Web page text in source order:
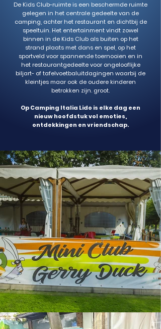
De Kids Club-ruimte is een beschermde ruimte
gelegen in het centrale gedeelte van de
camping, achter het restaurant en dichtbij de
speeltuin. Het entertainment vindt zowel
binnen in de Kids Club als buiten op het
strand plaats met dans en spel, op het
sportveld voor spannende toernooien en in
het restaurantgedeelte voor ongelooflijke
biljart- of tafelvoetbaluitdagingen waarbij de
kleintjes maar ook de oudere kinderen
betrokken zijn. groot.
Op Camping Italia Lido is elke dag een
nieuw hoofdstuk vol emoties,
ontdekkingen en vriendschap.